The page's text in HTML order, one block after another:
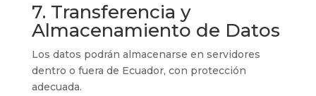
7. Transferencia y
Almacenamiento de Datos
Los datos podrán almacenarse en servidores
dentro o fuera de Ecuador, con protección
adecuada.